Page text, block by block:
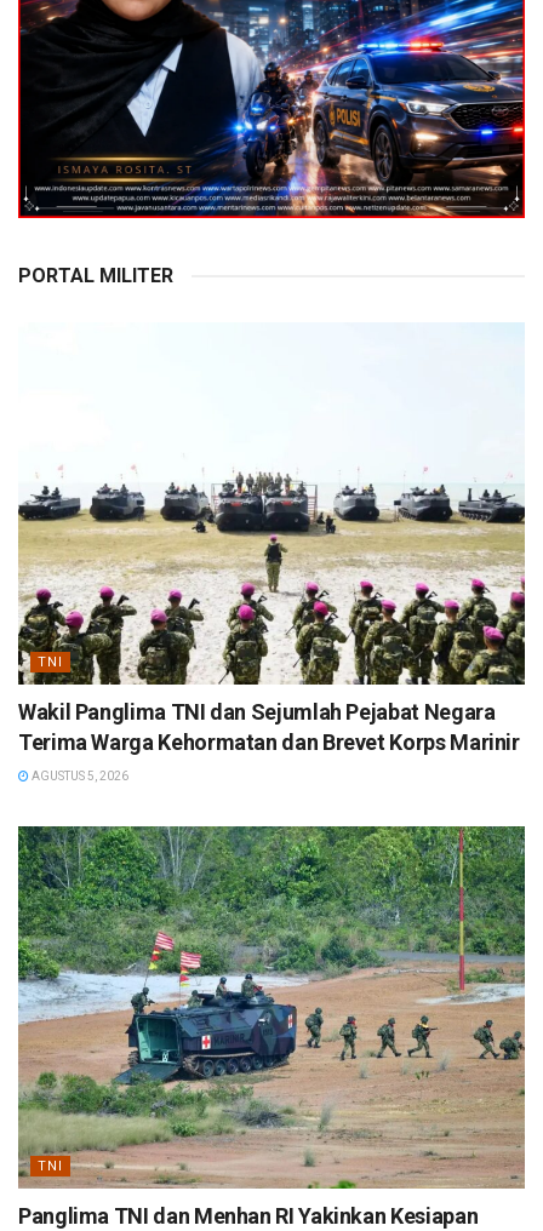
PORTAL MILITER
TNI
Wakil Panglima TNI dan Sejumlah Pejabat Negara
Terima Warga Kehormatan dan Brevet Korps Marinir
AGUSTUS 5, 2026
TNI
Panglima TNI dan Menhan RI Yakinkan Kesiapan